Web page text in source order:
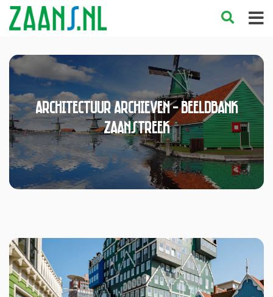
Architectuur Archieven - Beeldbank
Zaanstreek